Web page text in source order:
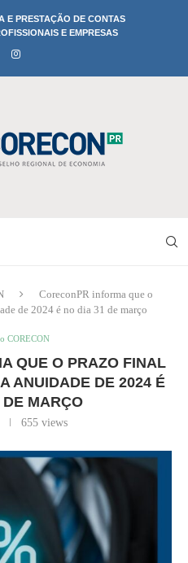
E PRESTAÇÃO DE CONTAS
E EMPRESAS
CoreconPR informa que o
de 2024 é no dia 31 de março
CORECON
QUE O PRAZO FINAL
ANUIDADE DE 2024 É
MARÇO
655 views